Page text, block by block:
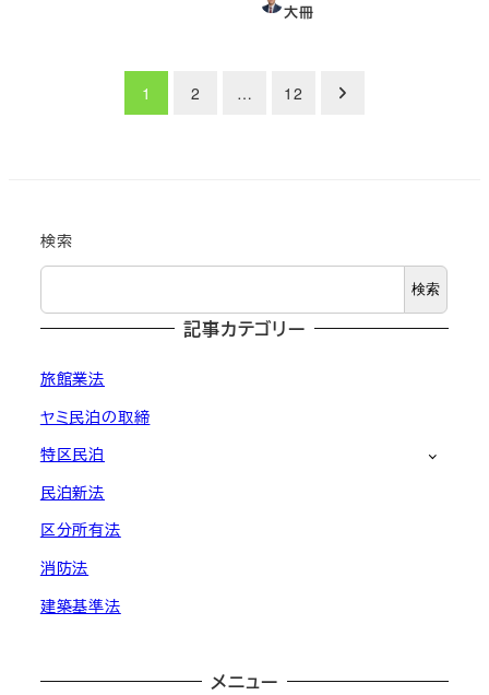
大冊
ペ
ー
ジ
り
1 2 … 12
検索
検索
記事カテゴリー
旅館業法
ヤミ民泊の取締
特区民泊
民泊新法
区分所有法
消防法
建築基準法
メニュー